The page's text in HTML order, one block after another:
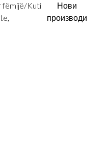
fëmijë/Kuti
Нови
производи